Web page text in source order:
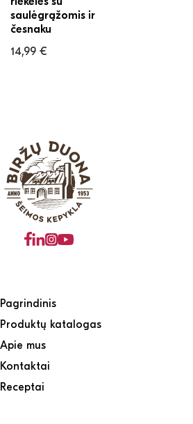
saulėgrąžomis ir
česnaku
14,99 €
Pagrindinis
Produktų katalogas
Apie mus
Kontaktai
Receptai